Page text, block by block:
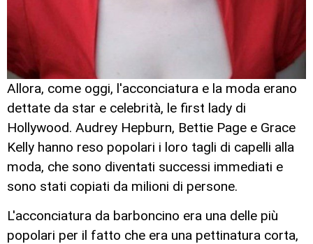
Allora, come oggi, l'acconciatura e la moda erano
dettate da star e celebrità, le first lady di
Hollywood. Audrey Hepburn, Bettie Page e Grace
Kelly hanno reso popolari i loro tagli di capelli alla
moda, che sono diventati successi immediati e
sono stati copiati da milioni di persone.
L'acconciatura da barboncino era una delle più
popolari per il fatto che era una pettinatura corta,